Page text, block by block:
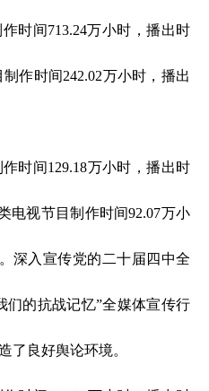
时间713.24万小时，播出时
作时间242.02万小时，播出
时间129.18万小时，播出时
电视节目制作时间92.07万小
深入宣传党的二十届四中全
的抗战记忆”全媒体宣传行
了良好舆论环境。